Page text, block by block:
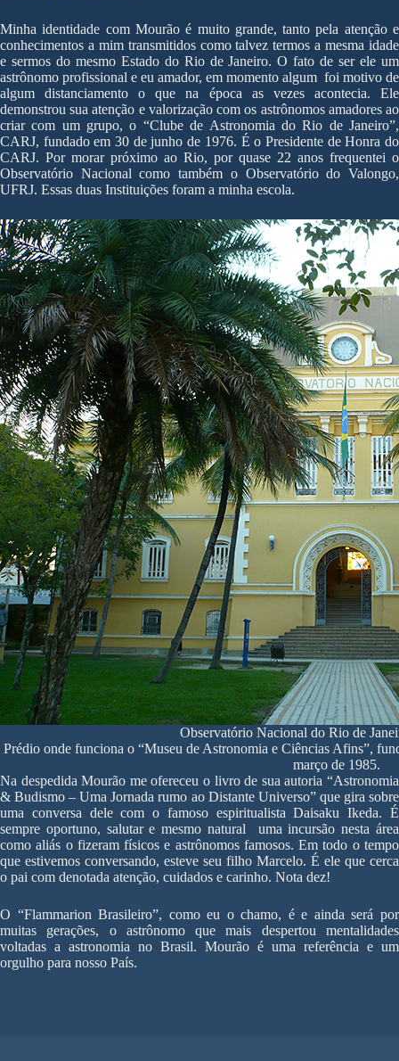
Minha identidade com Mourão é muito grande, tanto pela atenção e
conhecimentos a mim transmitidos como talvez termos a mesma idade
e sermos do mesmo Estado do Rio de Janeiro. O fato de ser ele um
astrônomo profissional e eu amador, em momento algum foi motivo de
algum distanciamento o que na época as vezes acontecia. Ele
demonstrou sua atenção e valorização com os astrônomos amadores ao
criar com um grupo, o “Clube de Astronomia do Rio de Janeiro”,
CARJ, fundado em 30 de junho de 1976. É o Presidente de Honra do
CARJ. Por morar próximo ao Rio, por quase 22 anos frequentei o
Observatório Nacional como também o Observatório do Valongo,
UFRJ. Essas duas Instituições foram a minha escola.
Observatório Nacional do Rio de
Prédio onde funciona o “Museu de Astronomia e Ciências Afins”,
março de 1985.
Na despedida Mourão me ofereceu o livro de sua autoria “Astronomia
& Budismo – Uma Jornada rumo ao Distante Universo” que gira sobre
uma conversa dele com o famoso espiritualista Daisaku Ikeda. É
sempre oportuno, salutar e mesmo natural uma incursão nesta área
como aliás o fizeram físicos e astrônomos famosos. Em todo o tempo
que estivemos conversando, esteve seu filho Marcelo. É ele que cerca
o pai com denotada atenção, cuidados e carinho. Nota dez!
O “Flammarion Brasileiro”, como eu o chamo, é e ainda será por
muitas gerações, o astrônomo que mais despertou mentalidades
voltadas a astronomia no Brasil. Mourão é uma referência e um
orgulho para nosso País.